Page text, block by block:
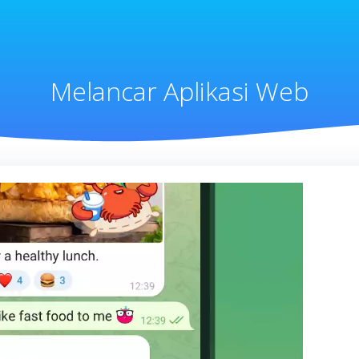
Melancar Aplikasi Web